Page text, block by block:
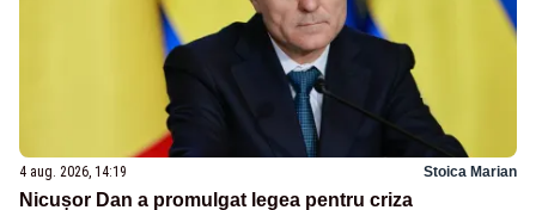
4 aug. 2026, 14:19 Stoica Marian
Nicușor Dan a promulgat legea pentru criza